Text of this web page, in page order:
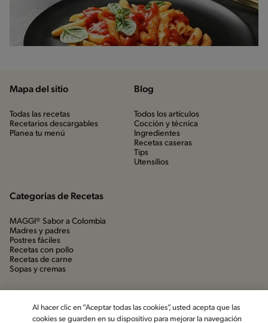
Mapa del sitio
Todas las recetas
Recetarios descargables
Planea tu menú
Blog
Todos los artículos
Cocción y técnica
Ingredientes
Recetas caseras
Tips
Utensílios
Categorias de Recetas
MAGGI® Sabor a Colombia
Madres y padres
Postres fáciles
Recetas con pollo
Recetas de carne
Sopas y cremas
Al hacer clic en “Aceptar todas las cookies”, usted acepta que las
cookies se guarden en su dispositivo para mejorar la navegación